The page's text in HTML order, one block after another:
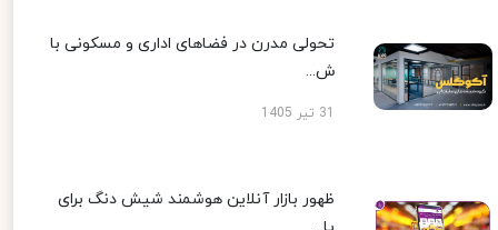
تحولی مدرن در فضاهای اداری و مسکونی با
ش...
ظهور بازار آنلاین هوشمند شیش دنگ برای